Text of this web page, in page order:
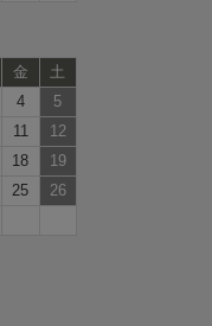
金
土
4
5
11
12
18
19
25
26